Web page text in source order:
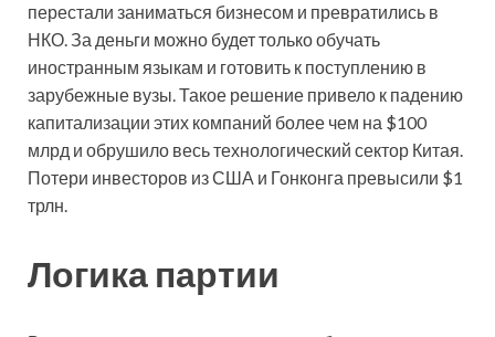
перестали заниматься бизнесом и превратились в
НКО. За деньги можно будет только обучать
иностранным языкам и готовить к поступлению в
зарубежные вузы. Такое решение привело к падению
капитализации этих компаний более чем на $100
млрд и обрушило весь технологический сектор Китая.
Потери инвесторов из США и Гонконга превысили $1
трлн.
Логика партии